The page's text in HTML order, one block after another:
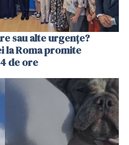
sau alte urgențe?
la Roma promite
de ore